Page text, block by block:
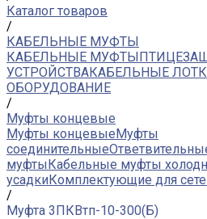
Каталог товаров
/
КАБЕЛЬНЫЕ МУФТЫ
КАБЕЛЬНЫЕ МУФТЫ
УСТРОЙСТВАКАБЕЛЬНЫЕ
ОБОРУДОВАНИЕ
/
Муфты концевые
Муфты концевыеМуфты
соединительные
муфтыКабельные муфты
усадкиКомплектующие для
/
Муфта 3ПКВтп-10-300(Б)